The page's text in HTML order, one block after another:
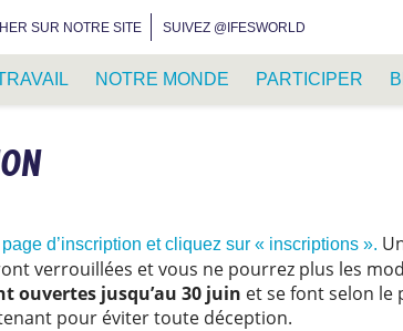
SUR NOTRE SITE SUIVEZ @IFESWORLD
NOTRE MONDE PARTICIPER
d’inscription et cliquez sur « inscriptions ».
verrouillées et vous ne pourrez plus les
ouvertes jusqu’au 30 juin et se font selon le
pour éviter toute déception.